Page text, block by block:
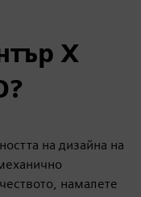
X
на дизайна на
намалете